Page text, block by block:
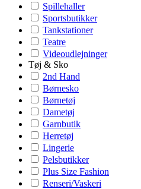
Spillehaller
Sportsbutikker
Tankstationer
Teatre
Videoudlejninger
Tøj & Sko
2nd Hand
Børnesko
Børnetøj
Dametøj
Garnbutik
Herretøj
Lingerie
Pelsbutikker
Plus Size Fashion
Renseri/Vaskeri